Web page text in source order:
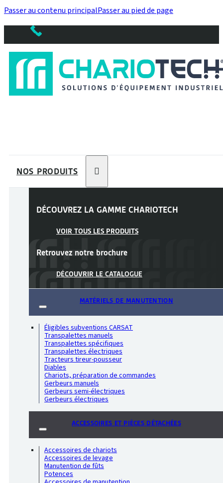
Passer au contenu principalPasser au pied de page
NOS PRODUITS
DÉCOUVREZ LA GAMME CHARIOTECH
VOIR TOUS LES PRODUITS
Retrouvez notre brochure
DÉCOUVRIR LE CATALOGUE
MATÉRIELS DE MANUTENTION
Éligibles subventions CARSAT
Transpalettes manuels
Transpalettes spécifiques
Transpalettes électriques
Tracteurs tireur-pousseur
Diables
Chariots, préparation de commandes
Gerbeurs manuels
Gerbeurs semi-électriques
Gerbeurs électriques
ACCESSOIRES ET PIÈCES DÉTACHÉES
Accessoires de chariots
Accessoires de levage
Manutention de fûts
Potences